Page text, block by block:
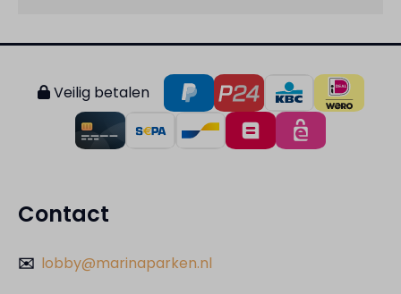
Veilig betalen
Contact
✉️ lobby@marinaparken.nl